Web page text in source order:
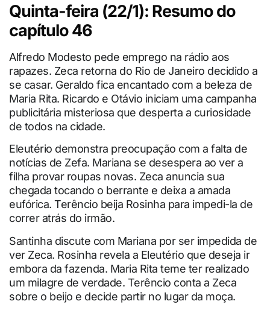
Quinta-feira (22/1): Resumo do
capítulo 46
Alfredo Modesto pede emprego na rádio aos
rapazes. Zeca retorna do Rio de Janeiro decidido a
se casar. Geraldo fica encantado com a beleza de
Maria Rita. Ricardo e Otávio iniciam uma campanha
publicitária misteriosa que desperta a curiosidade
de todos na cidade.
Eleutério demonstra preocupação com a falta de
notícias de Zefa. Mariana se desespera ao ver a
filha provar roupas novas. Zeca anuncia sua
chegada tocando o berrante e deixa a amada
eufórica. Terêncio beija Rosinha para impedi-la de
correr atrás do irmão.
Santinha discute com Mariana por ser impedida de
ver Zeca. Rosinha revela a Eleutério que deseja ir
embora da fazenda. Maria Rita teme ter realizado
um milagre de verdade. Terêncio conta a Zeca
sobre o beijo e decide partir no lugar da moça.